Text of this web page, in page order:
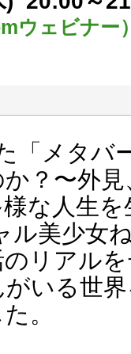
ウェビナー
「メタバ
？〜外
な人生
ル美少⼥
リアル
いる世
。